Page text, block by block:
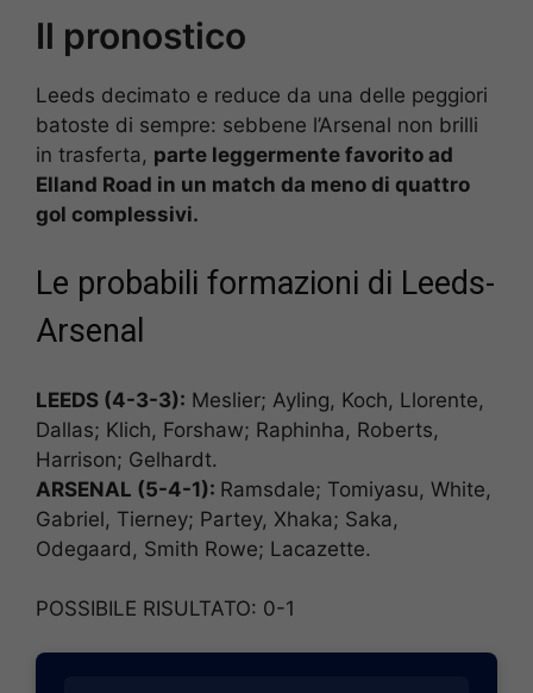
Il pronostico
Leeds decimato e reduce da una delle peggiori
batoste di sempre: sebbene l’Arsenal non brilli
in trasferta, parte leggermente favorito ad
Elland Road in un match da meno di quattro
gol complessivi.
Le probabili formazioni di Leeds-
Arsenal
LEEDS (4-3-3): Meslier; Ayling, Koch, Llorente,
Dallas; Klich, Forshaw; Raphinha, Roberts,
Harrison; Gelhardt.
ARSENAL (5-4-1): Ramsdale; Tomiyasu, White,
Gabriel, Tierney; Partey, Xhaka; Saka,
Odegaard, Smith Rowe; Lacazette.
POSSIBILE RISULTATO: 0-1